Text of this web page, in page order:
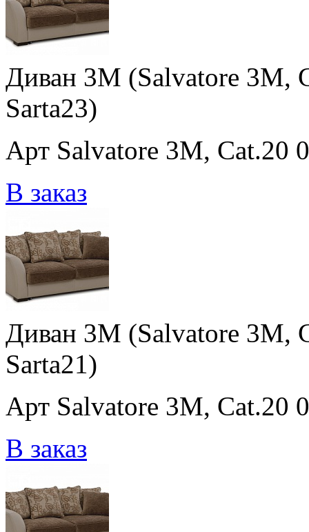
Диван 3M (Salvatore 3M,
Sarta23)
Арт Salvatore 3M, Cat.20
В заказ
Диван 3M (Salvatore 3M,
Sarta21)
Арт Salvatore 3M, Cat.20
В заказ